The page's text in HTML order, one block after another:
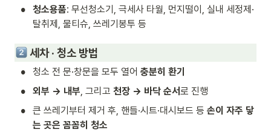
• 청소용품: 무선청소기, 극세사 타월, 먼지떨이, 실내 세정제·
탈취제, 물티슈, 쓰레기봉투 등
세차 · 청소 방법
• 청소 전 문·창문을 모두 열어 충분히 환기
• 외부 → 내부, 그리고 천장 → 바닥 순서로 진행
• 큰 쓰레기부터 제거 후, 핸들·시트·대시보드 등 손이 자주 닿
는 곳은 꼼꼼히 청소